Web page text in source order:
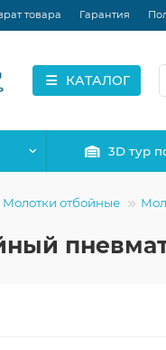
товара Гарантия
КАТАЛОГ
3D тур
Молотки отбойные